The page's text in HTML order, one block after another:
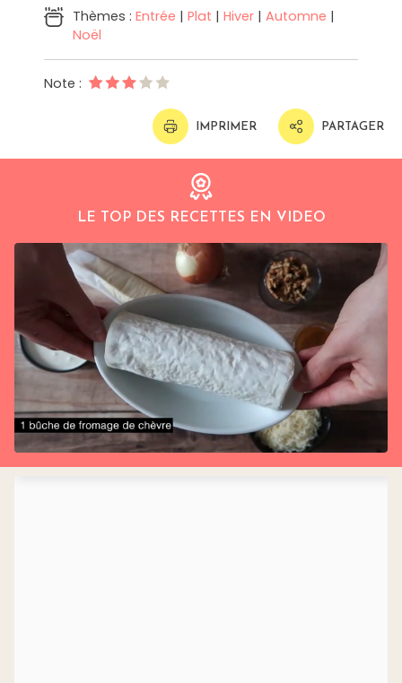
Thèmes : Entrée | Plat | Hiver | Automne |
Noël
Note :
IMPRIMER PARTAGER
LE TOP DES RECETTES EN VIDEO